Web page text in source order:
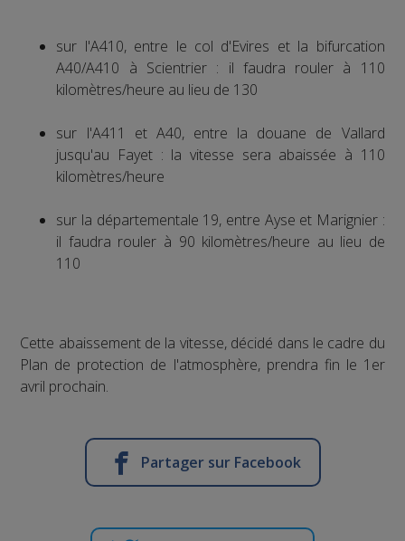
sur l'A410, entre le col d'Evires et la bifurcation
A40/A410 à Scientrier : il faudra rouler à 110
kilomètres/heure au lieu de 130
sur l'A411 et A40, entre la douane de Vallard
jusqu'au Fayet : la vitesse sera abaissée à 110
kilomètres/heure
sur la départementale 19, entre Ayse et Marignier :
il faudra rouler à 90 kilomètres/heure au lieu de
110
Cette abaissement de la vitesse, décidé dans le cadre du
Plan de protection de l'atmosphère, prendra fin le 1er
avril prochain.
Partager sur Facebook